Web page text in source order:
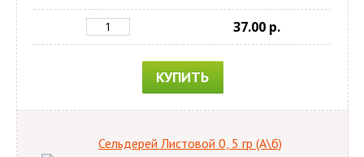
37.00 p.
КУПИТЬ
Сельдерей Листовой 0, 5 гр (А\б)